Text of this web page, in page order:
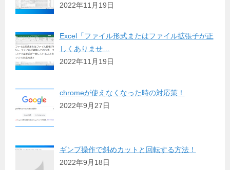
2022年11月19日
Excel「ファイル形式またはファイル拡張子が正
しくありませ…
2022年11月19日
chromeが使えなくなった時の対応策！
2022年9月27日
ギンプ操作で斜めカットと回転する方法！
2022年9月18日